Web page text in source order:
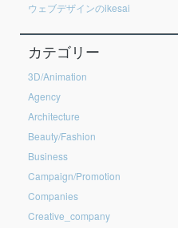
ウェブデザインのikesai
カテゴリー
3D/Animation
Agency
Architecture
Beauty/Fashion
Business
Campaign/Promotion
Companies
Creative_company